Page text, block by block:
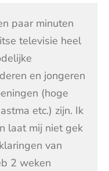
paar minuten
televisie heel
en jongeren
(hoge
etc.) zijn. Ik
laat mij niet gek
van
2 weken